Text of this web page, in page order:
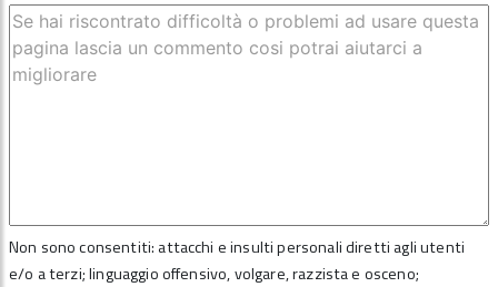
Non sono consentiti: attacchi e insulti personali diretti agli utenti
e/o a terzi; linguaggio offensivo, volgare, razzista e osceno;